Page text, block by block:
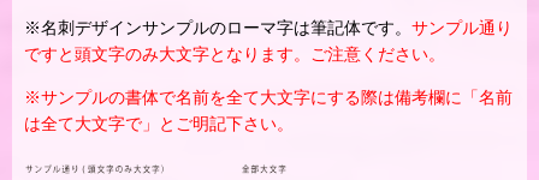
※名刺デザインサンプルのローマ字は筆記体です。 サンプル通り
ですと頭文字のみ大文字となります。ご注意ください。
※サンプルの書体で名前を全て大文字にする際は備考欄に「名前
は全て大文字で」とご明記下さい。